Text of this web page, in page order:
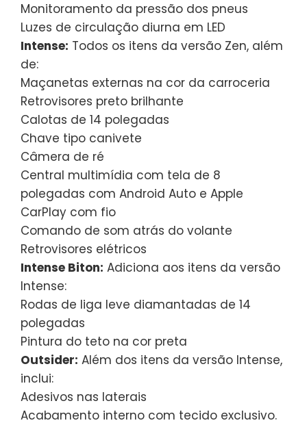
Monitoramento da pressão dos pneus
Luzes de circulação diurna em LED
Intense: Todos os itens da versão Zen, além
de:
Maçanetas externas na cor da carroceria
Retrovisores preto brilhante
Calotas de 14 polegadas
Chave tipo canivete
Câmera de ré
Central multimídia com tela de 8
polegadas com Android Auto e Apple
CarPlay com fio
Comando de som atrás do volante
Retrovisores elétricos
Intense Biton: Adiciona aos itens da versão
Intense:
Rodas de liga leve diamantadas de 14
polegadas
Pintura do teto na cor preta
Outsider: Além dos itens da versão Intense,
inclui:
Adesivos nas laterais
Acabamento interno com tecido exclusivo.